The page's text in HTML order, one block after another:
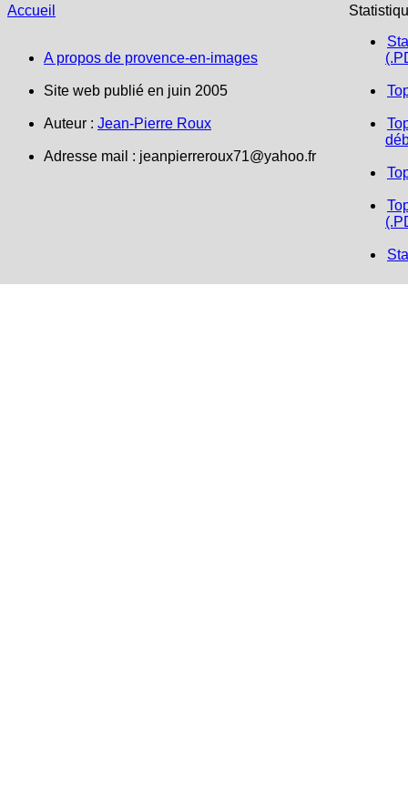
Accueil
A propos de provence-en-images
Site web publié en juin 2005
Auteur : Jean-Pierre Roux
Adresse mail : jeanpierreroux71@yahoo.fr